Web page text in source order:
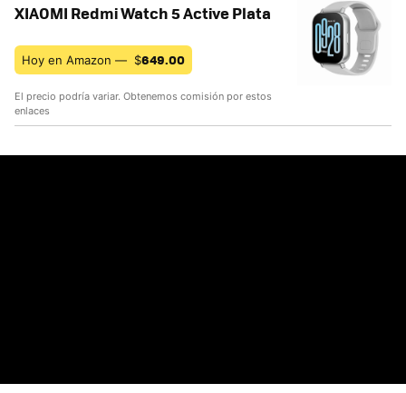
XIAOMI Redmi Watch 5 Active Plata
Hoy en Amazon — $649.00
El precio podría variar. Obtenemos comisión por estos
enlaces